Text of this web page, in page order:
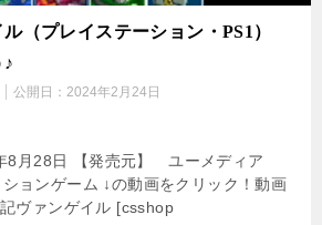
（プレイステーション・PS1）
公開日： 2024年2月24日
8月28日 【発売元】 ユーメディア
ョンゲーム ↓の動画をクリック！動画
ヴァンゲイル [csshop